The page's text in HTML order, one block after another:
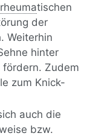
rheumatischen
der
Weiterhin
hinter
fördern. Zudem
zum Knick-
auch die
bzw.